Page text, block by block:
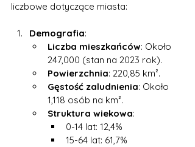
liczbowe dotyczące miasta:
Demografia:
Liczba mieszkańców: Około
247,000 (stan na 2023 rok).
Powierzchnia: 220,85 km².
Gęstość zaludnienia: Około
1,118 osób na km².
Struktura wiekowa:
0-14 lat: 12,4%
15-64 lat: 61,7%